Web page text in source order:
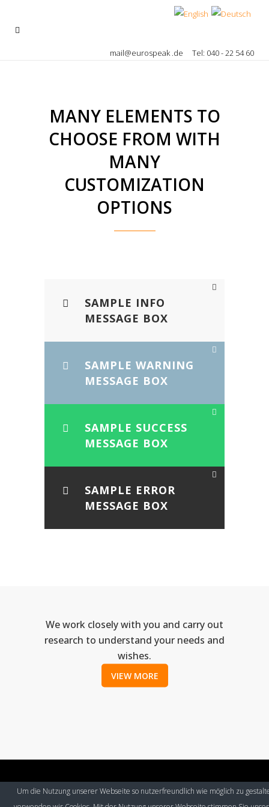
mail@eurospeak .de Tel: 040 - 22 54 60
MANY ELEMENTS TO
CHOOSE FROM WITH
MANY
CUSTOMIZATION
OPTIONS
SAMPLE INFO
MESSAGE BOX
SAMPLE WARNING
MESSAGE BOX
SAMPLE SUCCESS
MESSAGE BOX
SAMPLE ERROR
MESSAGE BOX
We work closely with you and carry out
research to understand your needs and
wishes.
VIEW MORE
© Eurospeak 2017 | Imprint | Contact | Privacy Policy
Um die Nutzung unserer Webseite so nutzerfreundlich wie möglich zu